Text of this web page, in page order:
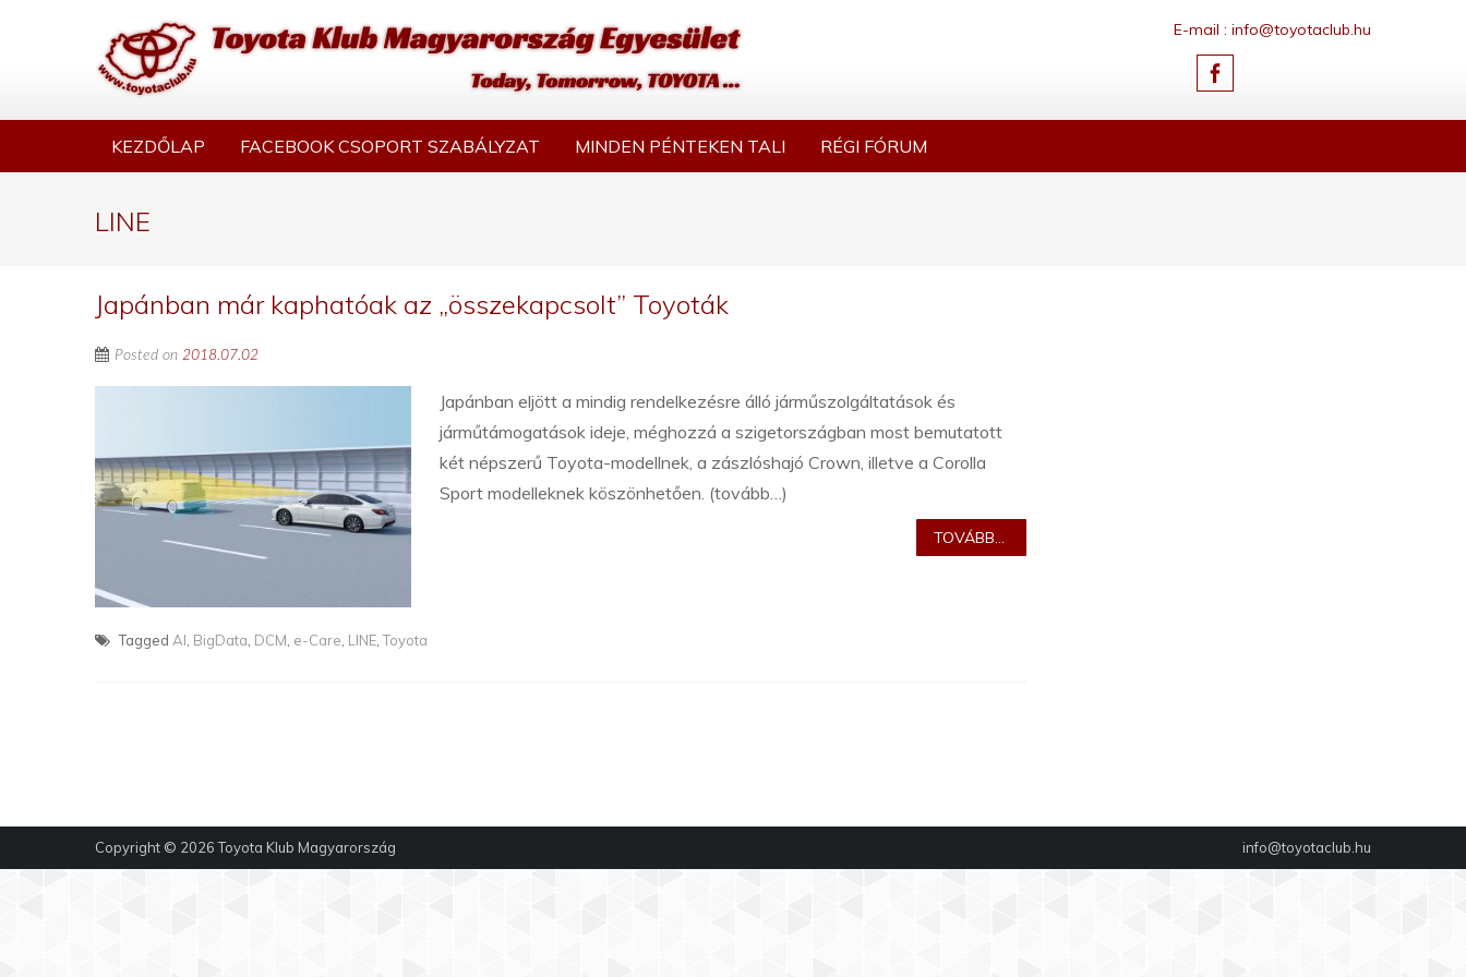
E-mail : info@toyotaclub.hu
KEZDŐLAP FACEBOOK CSOPORT SZABÁLYZAT MINDEN PÉNTEKEN TALI RÉGI FÓRUM
LINE
Japánban már kaphatóak az „összekapcsolt” Toyoták
Posted on 2018.07.02
Japánban eljött a mindig rendelkezésre álló járműszolgáltatások és
járműtámogatások ideje, méghozzá a szigetországban most bemutatott
két népszerű Toyota-modellnek, a zászlóshajó Crown, illetve a Corolla
Sport modelleknek köszönhetően. (tovább…)
TOVÁBB...
Tagged AI, BigData, DCM, e-Care, LINE,Toyota
info@toyotaclub.hu
Copyright © 2026Toyota Klub Magyarország